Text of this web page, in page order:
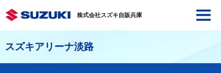
株式会社スズキ自販兵庫
スズキアリーナ淡路